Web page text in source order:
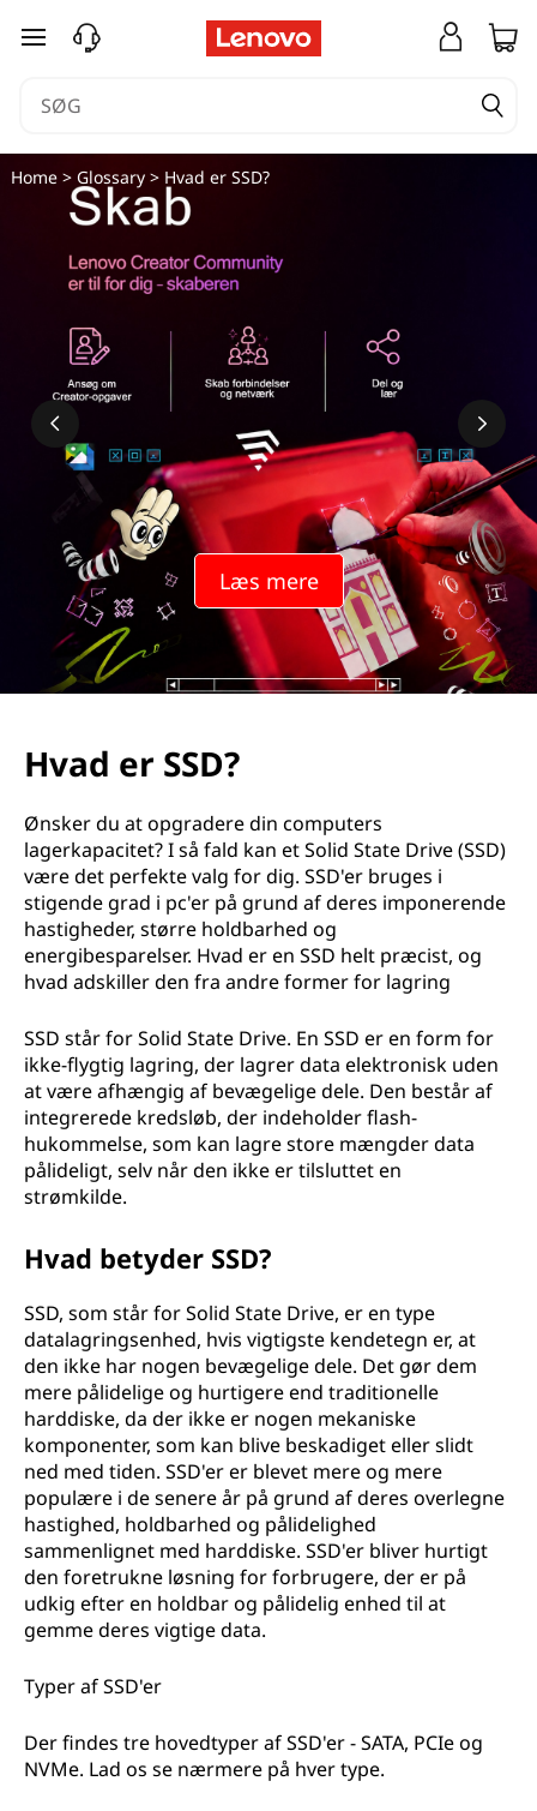
spring til hovedindhold
Læs mere
Home> Glossary> Hvad er SSD?
Hvad er SSD?
Ønsker du at opgradere din computers
lagerkapacitet? I så fald kan et Solid State Drive (SSD)
være det perfekte valg for dig. SSD'er bruges i
stigende grad i pc'er på grund af deres imponerende
hastigheder, større holdbarhed og
energibesparelser. Hvad er en SSD helt præcist, og
hvad adskiller den fra andre former for lagring
SSD står for Solid State Drive. En SSD er en form for
ikke-flygtig lagring, der lagrer data elektronisk uden
at være afhængig af bevægelige dele. Den består af
integrerede kredsløb, der indeholder flash-
hukommelse, som kan lagre store mængder data
pålideligt, selv når den ikke er tilsluttet en
strømkilde.
Hvad betyder SSD?
SSD, som står for Solid State Drive, er en type
datalagringsenhed, hvis vigtigste kendetegn er, at
den ikke har nogen bevægelige dele. Det gør dem
mere pålidelige og hurtigere end traditionelle
harddiske, da der ikke er nogen mekaniske
komponenter, som kan blive beskadiget eller slidt
ned med tiden. SSD'er er blevet mere og mere
populære i de senere år på grund af deres overlegne
hastighed, holdbarhed og pålidelighed
sammenlignet med harddiske. SSD'er bliver hurtigt
den foretrukne løsning for forbrugere, der er på
udkig efter en holdbar og pålidelig enhed til at
gemme deres vigtige data.
Typer af SSD'er
Der findes tre hovedtyper af SSD'er - SATA, PCIe og
NVMe. Lad os se nærmere på hver type.